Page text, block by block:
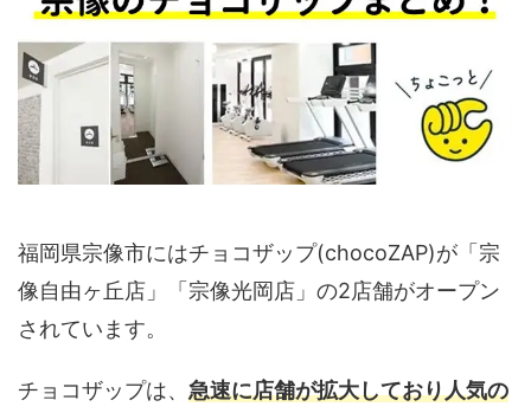
福岡県宗像市にはチョコザップ(chocoZAP)が「宗
像自由ヶ丘店」「宗像光岡店」の2店舗がオープン
されています。
チョコザップは、 急速に店舗が拡大しており人気の